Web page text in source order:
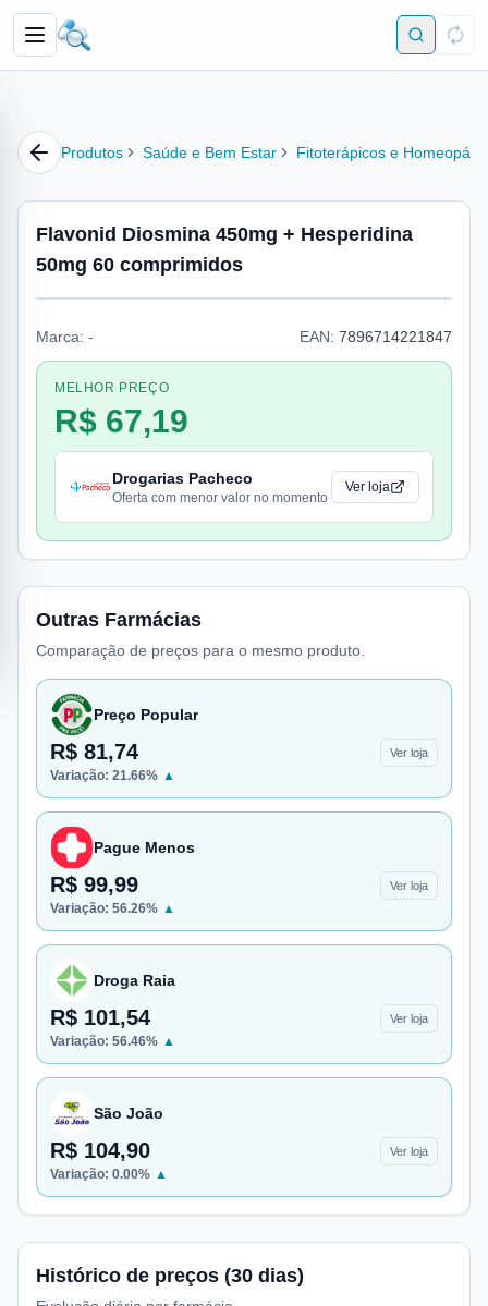
Produtos Saúde e Bem Estar Fitoterápicos e
Flavonid Diosmina 450mg + Hesperidina
50mg 60 comprimidos
Marca: - EAN: 7896714221847
MELHOR PREÇO
R$ 67,19
Drogarias Pacheco
Oferta com menor valor no momento
Ver loja
Outras Farmácias
Comparação de preços para o mesmo produto.
Preço Popular
R$ 81,74 Ver loja
Variação: 21.66% ▲
Pague Menos
R$ 99,99 Ver loja
Variação: 56.26% ▲
Droga Raia
R$ 101,54 Ver loja
Variação: 56.46% ▲
São João
R$ 104,90 Ver loja
Variação: 0.00% ▲
Histórico de preços (30 dias)